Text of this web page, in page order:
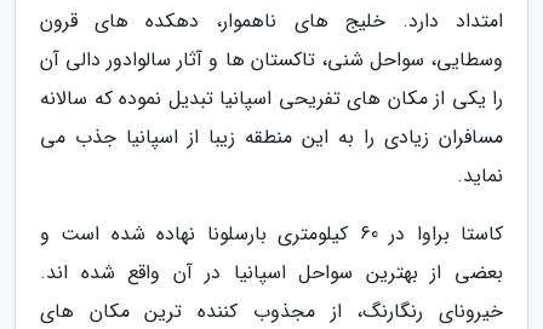
امتداد دارد. خلیج های ناهموار، دهکده های قرون
وسطایی، سواحل شنی، تاکستان ها و آثار سالوادور دالی آن
را یکی از مکان های تفریحی اسپانیا تبدیل نموده که سالانه
مسافران زیادی را به این منطقه زیبا از اسپانیا جذب می
نماید.
کاستا براوا در 60 کیلومتری بارسلونا نهاده شده است و
بعضی از بهترین سواحل اسپانیا در آن واقع شده اند.
خیرونای رنگارنگ، از مجذوب کننده ترین مکان های